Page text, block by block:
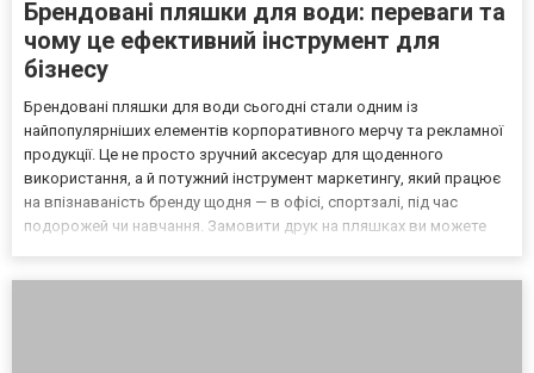
Брендовані пляшки для води: переваги та
чому це ефективний інструмент для
бізнесу
Брендовані пляшки для води сьогодні стали одним із
найпопулярніших елементів корпоративного мерчу та рекламної
продукції. Це не просто зручний аксесуар для щоденного
використання, а й потужний інструмент маркетингу, який працює
на впізнаваність бренду щодня — в офісі, спортзалі, під час
подорожей чи навчання. Замовити друк на пляшках ви можете